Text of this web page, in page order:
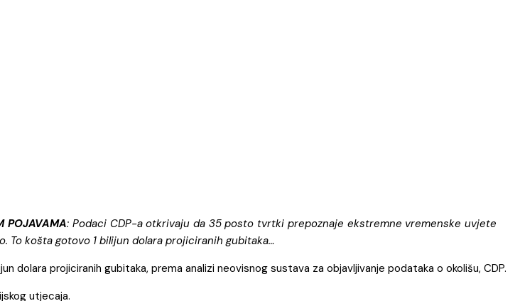
POJAVAMA: Podaci CDP-a otkrivaju da 35 posto tvrtki prepoznaje ekstremne vremenske uvjete
To košta gotovo 1 bilijun dolara projiciranih gubitaka…
projiciranih gubitaka, prema analizi neovisnog sustava za objavljivanje podataka o okolišu, CDP.
utjecaja.